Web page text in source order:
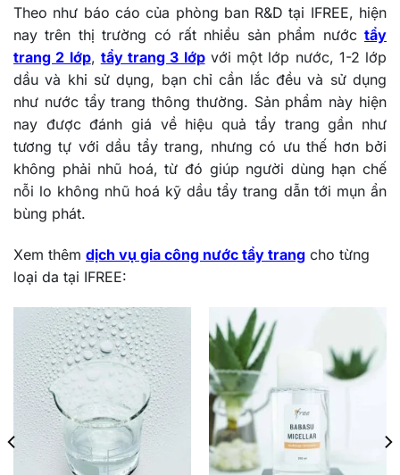
Theo như báo cáo của phòng ban R&D tại IFREE, hiện
nay trên thị trường có rất nhiều sản phẩm nước tẩy
trang 2 lớp, tẩy trang 3 lớpvới một lớp nước, 1-2 lớp
dầu và khi sử dụng, bạn chỉ cần lắc đều và sử dụng
như nước tẩy trang thông thường. Sản phẩm này hiện
nay được đánh giá về hiệu quả tẩy trang gần như
tương tự với dầu tẩy trang, nhưng có ưu thế hơn bởi
không phải nhũ hoá, từ đó giúp người dùng hạn chế
nỗi lo không nhũ hoá kỹ dầu tẩy trang dẫn tới mụn ẩn
bùng phát.
Xem thêm dịch vụ gia công nước tẩy trang cho từng
loại da tại IFREE: